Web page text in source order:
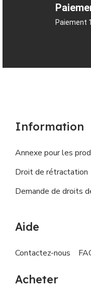
Paiement
Information
Annexe pour les
Droit de rétractation
Demande de droits
Aide
Contactez-nous
Acheter